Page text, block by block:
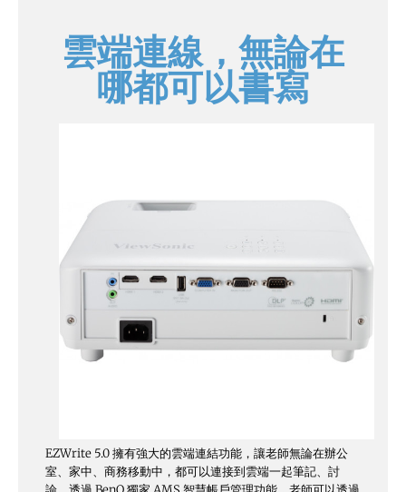
雲端連線，無論在
哪都可以書寫
EZWrite 5.0 擁有強大的雲端連結功能，讓老師無論在辦公
室、家中、商務移動中，都可以連接到雲端一起筆記、討